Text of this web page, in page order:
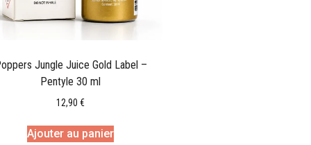
Jungle Juice Gold Label –
Pentyle 30 ml
12,90 €
Ajouter au panier